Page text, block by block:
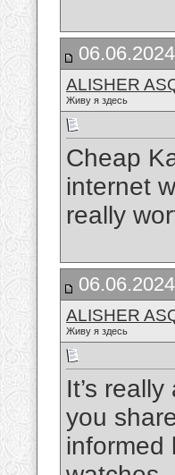
ALISHER
Живу я здесь
Cheap
internet
really
ALISHER
Живу я здесь
It’s
you
informed